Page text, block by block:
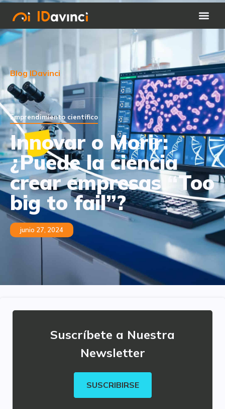
Blog IDavinci
Emprendimiento científico
Innovar o Morir:
¿Puede la ciencia
crear empresas “Too
big to fail”?
junio 27, 2024
Suscríbete a Nuestra
Newsletter
SUSCRIBIRSE